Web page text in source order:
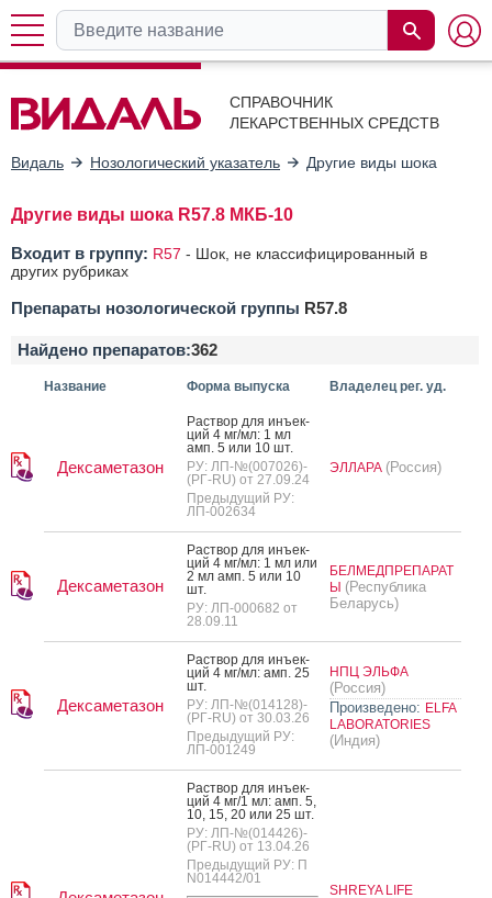
СПРАВОЧНИК
ЛЕКАРСТВЕННЫХ СРЕДСТВ
Видаль Нозологический указатель Другие виды шока
Другие виды шока R57.8 МКБ-10
Входит в группу: R57 - Шок, не классифицированный в
других рубриках
Препараты нозологической группы R57.8
Найдено препаратов:362
Название Форма выпуска Владелец рег. уд.
Дексаметазон
Рас­твор для инъ­ек­
ций 4 мг/мл: 1 мл
амп. 5 или 10 шт.
РУ: ЛП-№(007026)-
(РГ-RU) от 27.09.24
Предыдущий РУ:
ЛП-002634
ЭЛЛАРА (Россия)
Дексаметазон
Рас­твор для инъ­ек­
ций 4 мг/мл: 1 мл или
2 мл амп. 5 или 10
шт.
РУ: ЛП-000682 от
28.09.11
БЕЛМЕДПРЕПАРАТ
Ы (Республика
Беларусь)
Дексаметазон
Рас­твор для инъ­ек­
ций 4 мг/мл: амп. 25
шт.
РУ: ЛП-№(014128)-
(РГ-RU) от 30.03.26
Предыдущий РУ:
ЛП-001249
НПЦ ЭЛЬФА
(Россия)
Произведено: ELFA
LABORATORIES
(Индия)
Рас­твор для инъ­ек­
ций 4 мг/1 мл: амп. 5,
10, 15, 20 или 25 шт.
РУ: ЛП-№(014426)-
(РГ-RU) от 13.04.26
Предыдущий РУ: П
N014442/01
SHREYA LIFE